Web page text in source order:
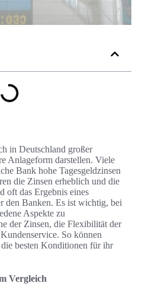
in Deutschland großer
Anlageform darstellen. Viele
Bank hohe Tagesgeldzinsen
die Zinsen erheblich und die
oft das Ergebnis eines
den Banken. Es ist wichtig, bei
Aspekte zu
der Zinsen, die Flexibilität der
So können
die besten Konditionen für ihr
Vergleich